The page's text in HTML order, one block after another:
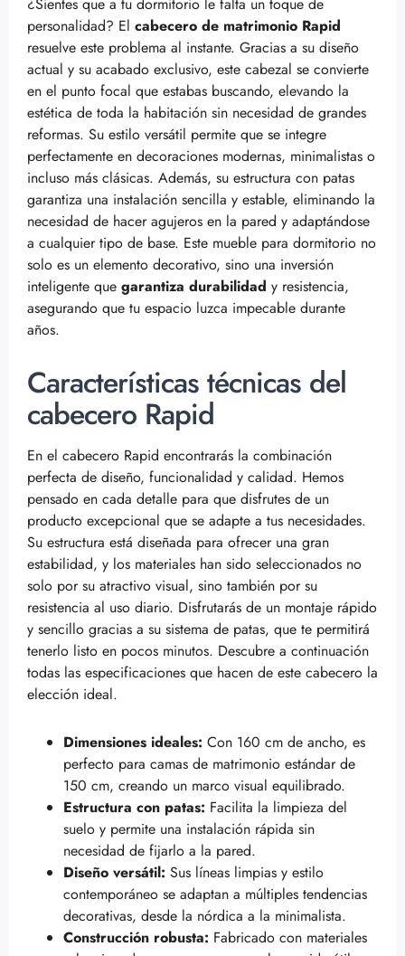
personalidad? El cabecero de matrimonio Rapid
resuelve este problema al instante. Gracias a su diseño
actual y su acabado exclusivo, este cabezal se convierte
en el punto focal que estabas buscando, elevando la
estética de toda la habitación sin necesidad de grandes
reformas. Su estilo versátil permite que se integre
perfectamente en decoraciones modernas, minimalistas o
incluso más clásicas. Además, su estructura con patas
garantiza una instalación sencilla y estable, eliminando la
necesidad de hacer agujeros en la pared y adaptándose
a cualquier tipo de base. Este mueble para dormitorio no
solo es un elemento decorativo, sino una inversión
inteligente que garantiza durabilidad y resistencia,
asegurando que tu espacio luzca impecable durante
años.
Características técnicas del
cabecero Rapid
En el cabecero Rapid encontrarás la combinación
perfecta de diseño, funcionalidad y calidad. Hemos
pensado en cada detalle para que disfrutes de un
producto excepcional que se adapte a tus necesidades.
Su estructura está diseñada para ofrecer una gran
estabilidad, y los materiales han sido seleccionados no
solo por su atractivo visual, sino también por su
resistencia al uso diario. Disfrutarás de un montaje rápido
y sencillo gracias a su sistema de patas, que te permitirá
tenerlo listo en pocos minutos. Descubre a continuación
todas las especificaciones que hacen de este cabecero la
elección ideal.
Dimensiones ideales: Con 160 cm de ancho, es
perfecto para camas de matrimonio estándar de
150 cm, creando un marco visual equilibrado.
Estructura con patas: Facilita la limpieza del
suelo y permite una instalación rápida sin
necesidad de fijarlo a la pared.
Diseño versátil: Sus líneas limpias y estilo
contemporáneo se adaptan a múltiples tendencias
decorativas, desde la nórdica a la minimalista.
Construcción robusta: Fabricado con materiales